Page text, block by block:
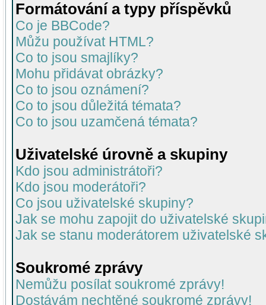
Formátování a typy příspěvků
Co je BBCode?
Můžu používat HTML?
Co to jsou smajlíky?
Mohu přidávat obrázky?
Co to jsou oznámení?
Co to jsou důležitá témata?
Co to jsou uzamčená témata?
Uživatelské úrovně a skupiny
Kdo jsou administrátoři?
Kdo jsou moderátoři?
Co jsou uživatelské skupiny?
Jak se mohu zapojit do uživatelské
Jak se stanu moderátorem uživatelské
Soukromé zprávy
Nemůžu posílat soukromé zprávy!
Dostávám nechtěné soukromé zprávy!